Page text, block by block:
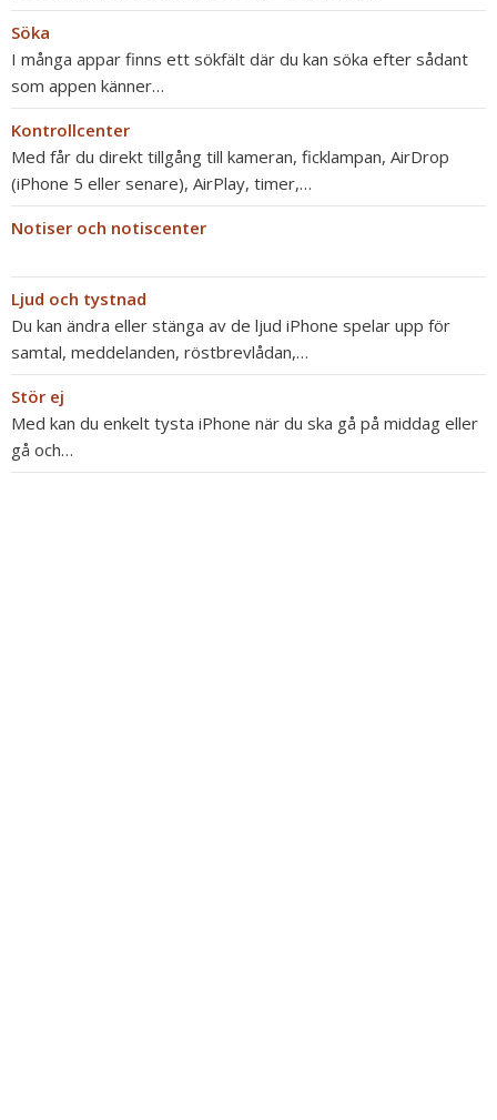
Söka
I många appar finns ett sökfält där du kan söka efter sådant
som appen känner…
Kontrollcenter
Med får du direkt tillgång till kameran, ficklampan, AirDrop
(iPhone 5 eller senare), AirPlay, timer,…
Notiser och notiscenter
Ljud och tystnad
Du kan ändra eller stänga av de ljud iPhone spelar upp för
samtal, meddelanden, röstbrevlådan,…
Stör ej
Med kan du enkelt tysta iPhone när du ska gå på middag eller
gå och…